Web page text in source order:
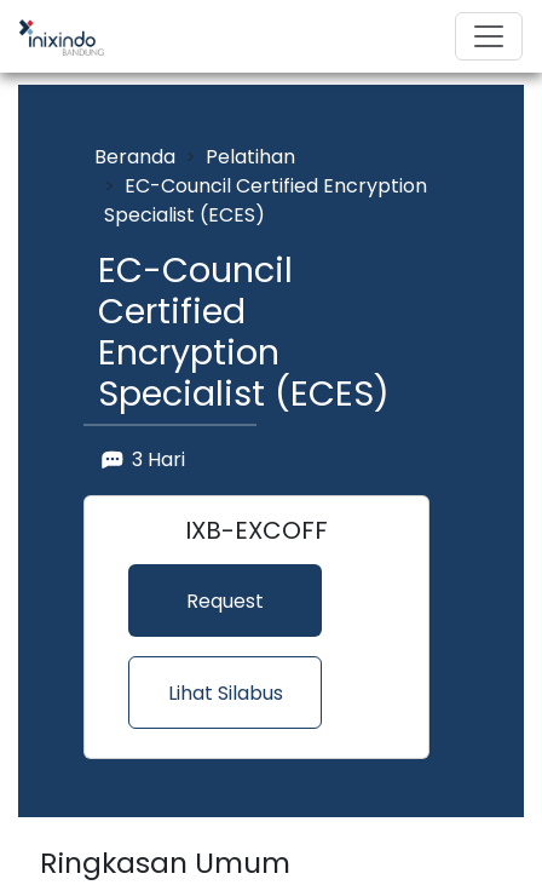
Beranda
Pelatihan
EC-Council Certified Encryption
Specialist (ECES)
EC-Council
Certified
Encryption
Specialist (ECES)
3 Hari
IXB-EXCOFF
Request
Penawaran
Lihat Silabus
Ringkasan Umum